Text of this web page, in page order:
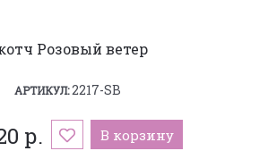
Розовый ветер
АРТИКУЛ:2217-SB
р. В корзину